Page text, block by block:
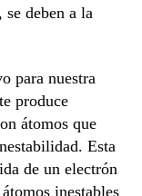
se deben a la
para nuestra
produce
átomos que
Esta
de un electrón
inestables